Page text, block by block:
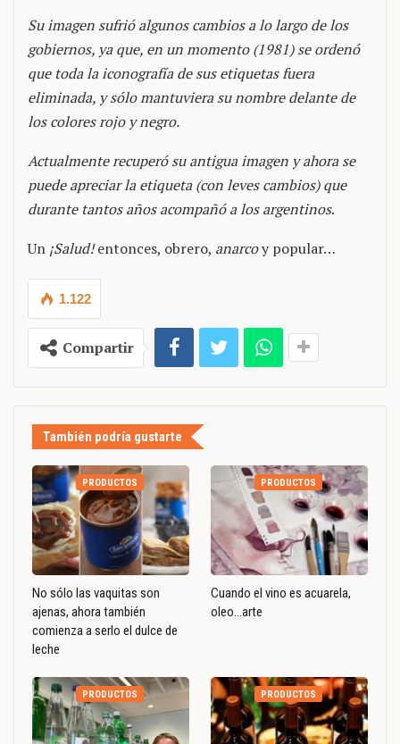
Su imagen sufrió algunos cambios a lo largo de los
gobiernos, ya que, en un momento (1981) se ordenó
que toda la iconografía de sus etiquetas fuera
eliminada, y sólo mantuviera su nombre delante de
los colores rojo y negro.
Actualmente recuperó su antigua imagen y ahora se
puede apreciar la etiqueta (con leves cambios) que
durante tantos años acompañó a los argentinos.
Un ¡Salud!entonces, obrero, anarcoy popular…
1.122
Compartir
También podría gustarte
PRODUCTOS
No sólo las vaquitas son
ajenas, ahora también
comienza a serlo el dulce de
leche
PRODUCTOS
Cuando el vino es acuarela,
oleo…arte
PRODUCTOS PRODUCTOS